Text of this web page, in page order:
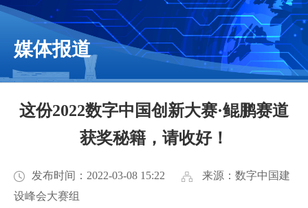
媒体报道
这份2022数字中国创新大赛·鲲鹏赛道
获奖秘籍，请收好！
发布时间：2022-03-08 15:22
来源：数字中国建
设峰会大赛组